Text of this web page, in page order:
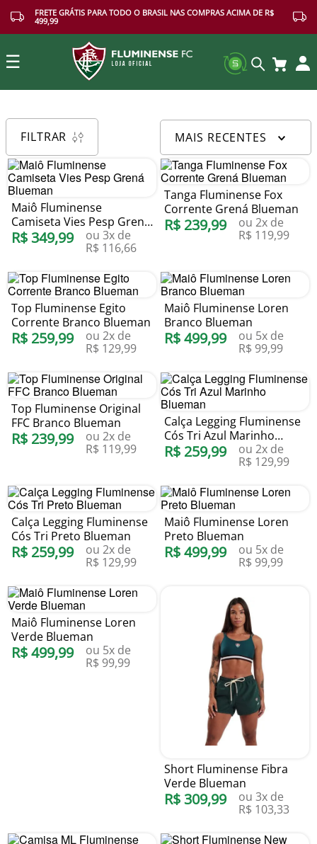
FRETE GRÁTIS PARA TODO O BRASIL NAS COMPRAS ACIMA DE R$
499,99
☰
FILTRAR MAIS RECENTES
Maiô Fluminense
Camiseta Vies Pesp Grená
Blueman
R$ 349,99 ou 3x de
R$ 116,66
Tanga Fluminense Fox
Corrente Grená Blueman
R$ 239,99 ou 2x de
R$ 119,99
Top Fluminense Egito
Corrente Branco Blueman
R$ 259,99 ou 2x de
R$ 129,99
Maiô Fluminense Loren
Branco Blueman
R$499,99 ou 5x de
R$ 99,99
Top Fluminense Original
FFC Branco Blueman
R$ 239,99 ou 2x de
R$ 119,99
Calça Legging Fluminense
Cós Tri Azul Marinho
Blueman
R$ 259,99 ou 2x de
R$ 129,99
Calça Legging Fluminense
Cós Tri Preto Blueman
R$ 259,99 ou 2x de
R$ 129,99
Maiô Fluminense Loren
Preto Blueman
R$499,99 ou 5x de
R$ 99,99
Maiô Fluminense Loren
Verde Blueman
R$499,99 ou 5x de
R$ 99,99
Short Fluminense Fibra
Verde Blueman
R$ 309,99 ou 3x de
R$ 103,33